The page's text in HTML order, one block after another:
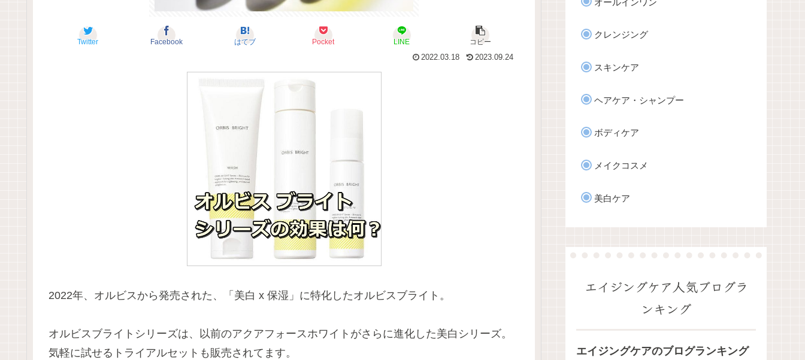
Twitter Facebook はてブ Pocket LINE
コピー
2022.03.18
2023.09.24
2022年、オルビスから発売された、「 美白 x 保湿」に特化したオルビスブライト。
オルビスブライトシリーズは、以前のアクアフォースホワイトがさらに進化した美白シリーズ。
気軽に試せるトライアルセットも販売されてます。
クレンジング
スキンケア
ヘアケア・シャンプー
ボディケア
メイクコスメ
美白ケア
エイジングケア人気ブログラ
ンキング
エイジングケアのブログランキング